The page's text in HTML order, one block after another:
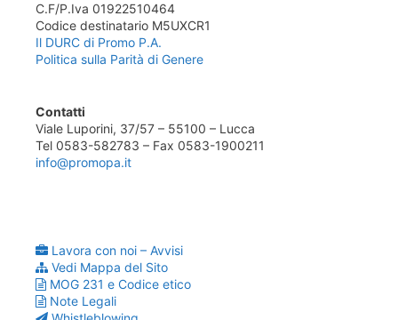
C.F/P.Iva 01922510464
Codice destinatario M5UXCR1
Il DURC di Promo P.A.
Politica sulla Parità di Genere
Contatti
Viale Luporini, 37/57 – 55100 – Lucca
Tel 0583-582783 – Fax 0583-1900211
info@promopa.it
Lavora con noi – Avvisi
Vedi Mappa del Sito
MOG 231 e Codice etico
Note Legali